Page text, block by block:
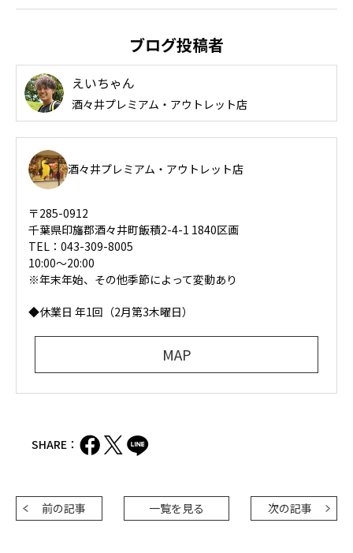
ブログ投稿者
えいちゃん
酒々井プレミアム・アウトレット店
酒々井プレミアム・アウトレット店
〒285-0912
千葉県印旛郡酒々井町飯積2-4-1 1840区画
TEL：043-309-8005
10:00～20:00
※年末年始、その他季節によって変動あり
◆休業日 年1回（2月第3木曜日）
MAP
SHARE：
前の記事 一覧を見る 次の記事